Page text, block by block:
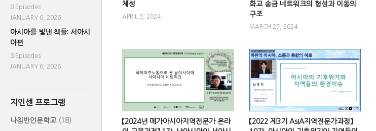
8 Episodes
JANUARY 6, 2026
아시아를 빛낸 책들: 서아시
아편
8 Episodes
JANUARY 6, 2026
지인센 프로그램
나침반인문학교 (18)
체성
APRIL 3, 2024
화교 송금 네트워크의 형성과 이동의
구조
MARCH 27, 2024
【2024년 메가아시아지역전문가 온라
【2022 제3기 AsIA지역전문가과정】